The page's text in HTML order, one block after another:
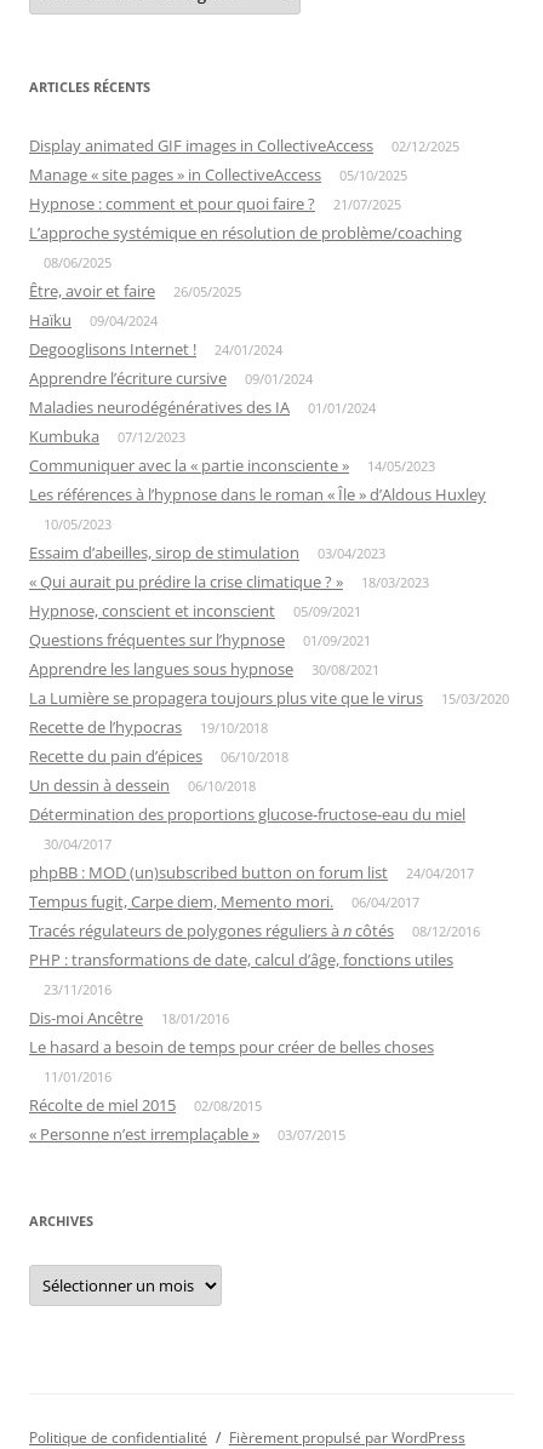
ARTICLES RÉCENTS
Display animated GIF images in CollectiveAccess 02/12/2025
Manage « site pages » in CollectiveAccess 05/10/2025
Hypnose : comment et pour quoi faire ? 21/07/2025
L’approche systémique en résolution de problème/coaching
08/06/2025
Être, avoir et faire 26/05/2025
Haïku 09/04/2024
Degooglisons Internet ! 24/01/2024
Apprendre l’écriture cursive 09/01/2024
Maladies neurodégénératives des IA 01/01/2024
Kumbuka 07/12/2023
Communiquer avec la « partie inconsciente » 14/05/2023
Les références à l’hypnose dans le roman « Île » d’Aldous Huxley
10/05/2023
Essaim d’abeilles, sirop de stimulation 03/04/2023
« Qui aurait pu prédire la crise climatique ? » 18/03/2023
Hypnose, conscient et inconscient 05/09/2021
Questions fréquentes sur l’hypnose 01/09/2021
Apprendre les langues sous hypnose 30/08/2021
La Lumière se propagera toujours plus vite que le virus 15/03/2020
Recette de l’hypocras 19/10/2018
Recette du pain d’épices 06/10/2018
Un dessin à dessein 06/10/2018
Détermination des proportions glucose-fructose-eau du miel
30/04/2017
phpBB : MOD (un)subscribed button on forum list 24/04/2017
Tempus fugit, Carpe diem, Memento mori. 06/04/2017
Tracés régulateurs de polygones réguliers à ncôtés 08/12/2016
PHP : transformations de date, calcul d’âge, fonctions utiles
23/11/2016
Dis-moi Ancêtre 18/01/2016
Le hasard a besoin de temps pour créer de belles choses
11/01/2016
Récolte de miel 2015 02/08/2015
« Personne n’est irremplaçable » 03/07/2015
ARCHIVES
Archives
Politique de confidentialité Fièrement propulsé par WordPress